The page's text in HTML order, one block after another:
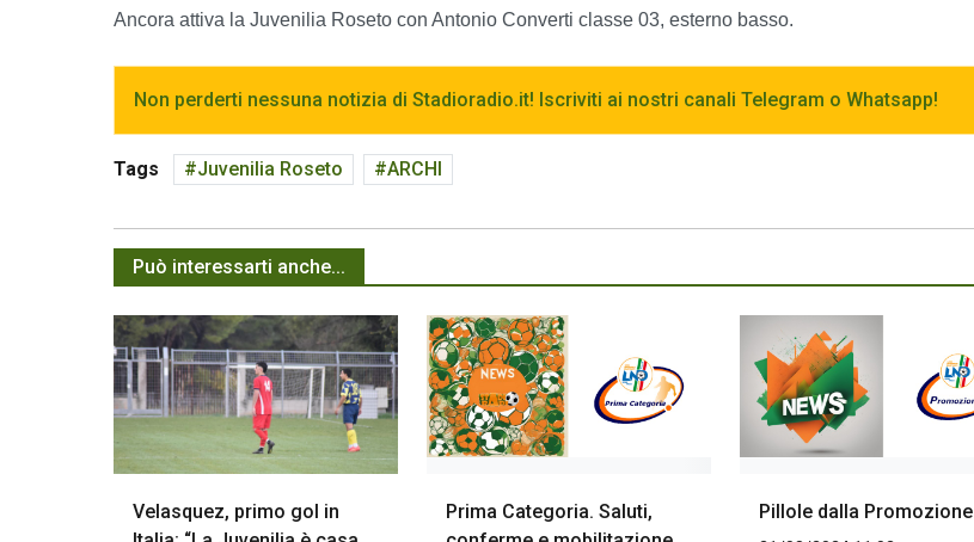
Ancora attiva la Juvenilia Roseto con Antonio Converti classe 03, esterno basso.
Non perderti nessuna notizia di Stadioradio.it! Iscriviti ai nostri canali Telegram o Whatsapp!
Tags Juvenilia Roseto ARCHI
Può interessarti anche...
Velasquez, primo gol in
Prima Categoria. Saluti,
Pillole dalla Promozione